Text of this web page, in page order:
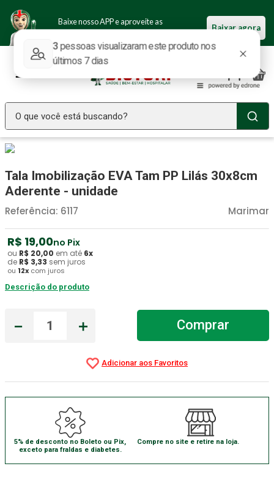
Baixe nosso APP e aproveite as
Baixar agora
O que você está buscando?
Tala Imobilização EVA Tam PP Lilás 30x8cm
Aderente - unidade
Marimar
Referência: 6117
R$ 19,00no Pix
ou R$ 20,00 em até 6x
de R$ 3,33 sem juros
ou 12x com juros
Descrição do produto
＋
－ Comprar
5% de desconto no Boleto ou Pix,
exceto para fraldas e diabetes.
Compre no site e retire na loja.
2º Fralda Geriatrica
3º Luva Latex
4º Estetoscopio Littmann
5 º Aparelho Pressão
6º Littmann
7º Absorvente Geriatrico